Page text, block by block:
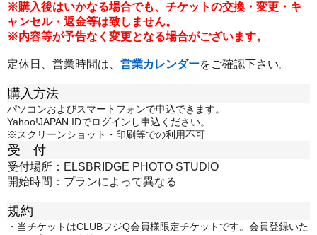
※購入後はいかなる場合でも、チケットの交換・変更・キ
ャンセル・返金等は致しません。
※内容等が予告なく変更となる場合がございます。
定休日、営業時間は、 営業カレンダーをご確認下さい。
購入方法
パソコンおよびスマートフォンで申込できます。
Yahoo!JAPAN IDでログインし申込ください。
※スクリーンショット・印刷等での利用不可
受 付
受付場所：ELSBRIDGE PHOTO STUDIO
開始時間：プランによって異なる
規約
・当チケットはCLUBフジQ会員様限定チケットです。会員登録いた